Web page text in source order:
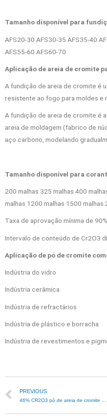
Tamanho disponível para
AFS20-30 AFS30-35 AFS35-40
AFS55-60 AFS60-70
Aplicação de areia de cromite
A fundição de areia de cromite é
resistente ao fogo para moldes e
A fundição de areia de cromite é
areia de moldagem (fabrico de
aço carbono, modelando
Tamanho disponível para
200 malhas 325 malhas 400
malhas 1200 malhas 1500 malhas
Taxa de aprovação mínima de 90%
Intervalo de conteúdo de Cr2O3
Aplicação de pó de cromite
Indústria do vidro
Indústria cerâmica
Indústria de refractários
Indústria de plástico e borracha
Indústria de revestimentos e
PREVIOUS
46% CR2O3 pó de areia de cromite 325# 0,045mm 90% aprovado